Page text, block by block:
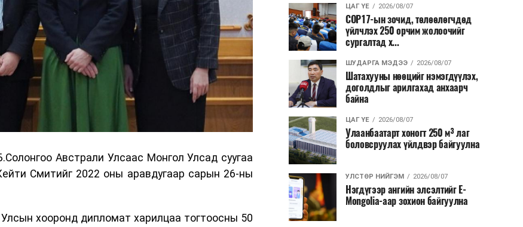
Австрали Улсаас Монгол Улсад суугаа
Смитийг 2022 оны аравдугаар сарын 26-ны
хооронд дипломат харилцаа тогтоосны 50
ЦАГ ҮЕ 2026/08/07
COP17-ын зочид, төлөөлөгчдөд
үйлчлэх 250 орчим жолоочийг
сургалтад х...
ШУДАРГА МЭДЭЭ 2026/08/07
Шатахууны нөөцийг нэмэгдүүлэх,
доголдлыг арилгахад анхаарч
байна
ЦАГ ҮЕ 2026/08/07
Улаанбаатарт хоногт 250 м³ лаг
боловсруулах үйлдвэр байгуулна
УЛСТӨР НИЙГЭМ 2026/08/07
Нэгдүгээр ангийн элсэлтийг E-
Mongolia-аар зохион байгуулна